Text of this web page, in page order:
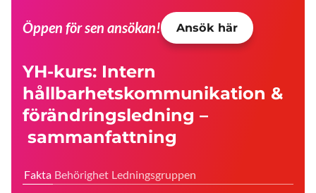
Öppen för sen ansökan! Ansök här
YH-kurs: Intern
hållbarhetskommunikation &
förändringsledning –
sammanfattning
Fakta Behörighet Ledningsgruppen